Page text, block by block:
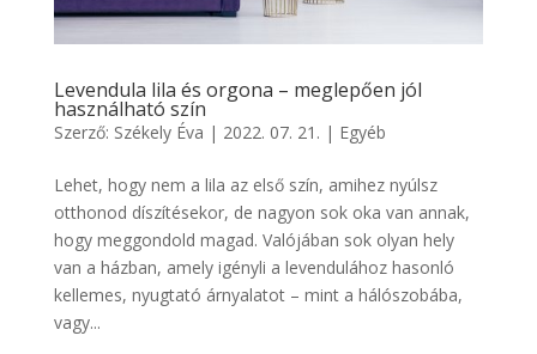
Levendula lila és orgona – meglepően jól
használható szín
Szerző: Székely Éva | 2022. 07. 21. | Egyéb
Lehet, hogy nem a lila az első szín, amihez nyúlsz
otthonod díszítésekor, de nagyon sok oka van annak,
hogy meggondold magad. Valójában sok olyan hely
van a házban, amely igényli a levendulához hasonló
kellemes, nyugtató árnyalatot – mint a hálószobába,
vagy...